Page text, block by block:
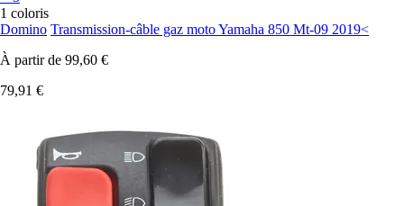
1 coloris
Domino Transmission-câble gaz moto Yamaha 850 Mt-09 2019<
À partir de 99,60 €
79,91 €